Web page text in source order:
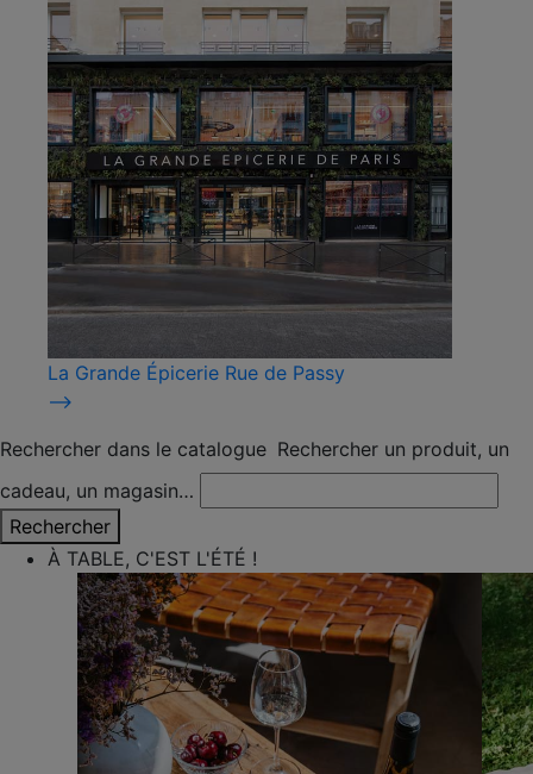
La Grande Épicerie Rue de Passy
⟶
Rechercher dans le catalogue Rechercher un produit, un
cadeau, un magasin…
Rechercher
À TABLE, C'EST L'ÉTÉ !